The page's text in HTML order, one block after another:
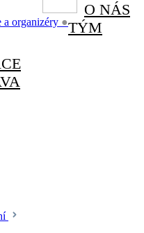
a organizéry ●
O NÁS
TÝM